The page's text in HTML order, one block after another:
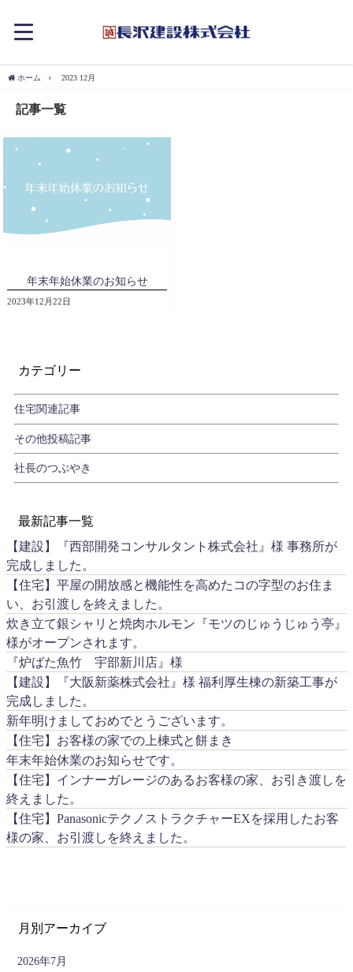
ホーム 2023 12月
記事一覧
年末年始休業のお知らせ
2023年12月22日
カテゴリー
住宅関連記事
その他投稿記事
社長のつぶやき
最新記事一覧
【建設】『西部開発コンサルタント株式会社』様 事務所が
完成しました。
【住宅】平屋の開放感と機能性を高めたコの字型のお住ま
い、お引渡しを終えました。
炊き立て銀シャリと焼肉ホルモン『モツのじゅうじゅう亭』
様がオープンされます。
『炉ばた魚竹 宇部新川店』様
【建設】『大阪新薬株式会社』様 福利厚生棟の新築工事が
完成しました。
新年明けましておめでとうございます。
【住宅】お客様の家での上棟式と餅まき
年末年始休業のお知らせです。
【住宅】インナーガレージのあるお客様の家、お引き渡しを
終えました。
【住宅】PanasonicテクノストラクチャーEXを採用したお客
様の家、お引渡しを終えました。
月別アーカイブ
2026年7月